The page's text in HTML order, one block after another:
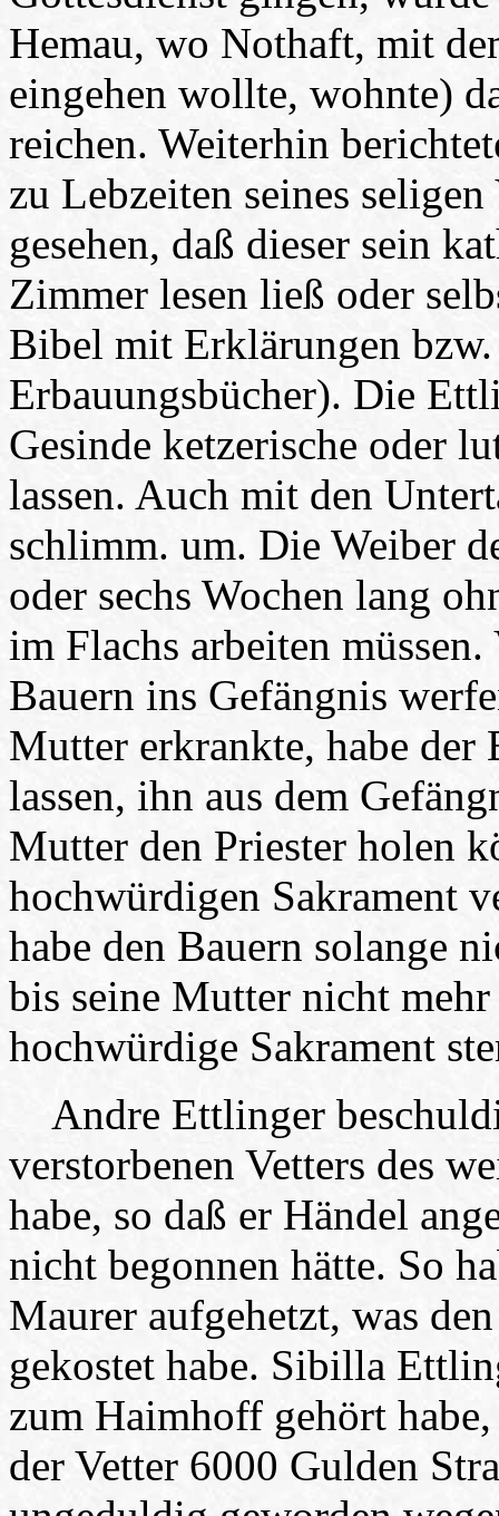
Hemau, wo Nothaft, mit
eingehen wollte, wohnte)
reichen. Weiterhin
zu Lebzeiten seines
gesehen, daß dieser sein
Zimmer lesen ließ oder
Bibel mit Erklärungen
Erbauungsbücher). Die
Gesinde ketzerische oder
lassen. Auch mit den
schlimm. um. Die Weiber
oder sechs Wochen lang
im Flachs arbeiten
Bauern ins Gefängnis
Mutter erkrankte, habe
lassen, ihn aus dem
Mutter den Priester holen
hochwürdigen Sakrament
habe den Bauern solange
bis seine Mutter nicht
hochwürdige Sakrament
Andre Ettlinger
verstorbenen Vetters des
habe, so daß er Händel
nicht begonnen hätte. So
Maurer aufgehetzt, was
gekostet habe. Sibilla
zum Haimhoff gehört
der Vetter 6000 Gulden